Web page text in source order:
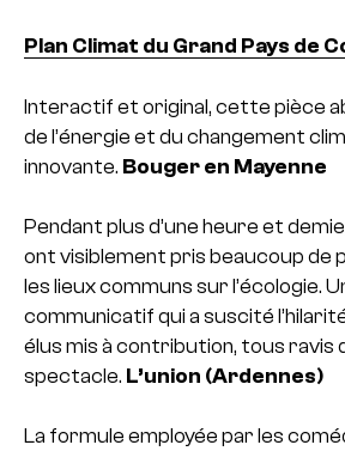
Plan Climat du Grand Pays de
Interactif et original, cette pièce
de l’énergie et du changement
innovante. Bouger en Mayenne
Pendant plus d’une heure et
ont visiblement pris beaucoup de
les lieux communs sur l’écologie.
communicatif qui a suscité
élus mis à contribution, tous ravis
spectacle. L’union (Ardennes)
La formule employée par les